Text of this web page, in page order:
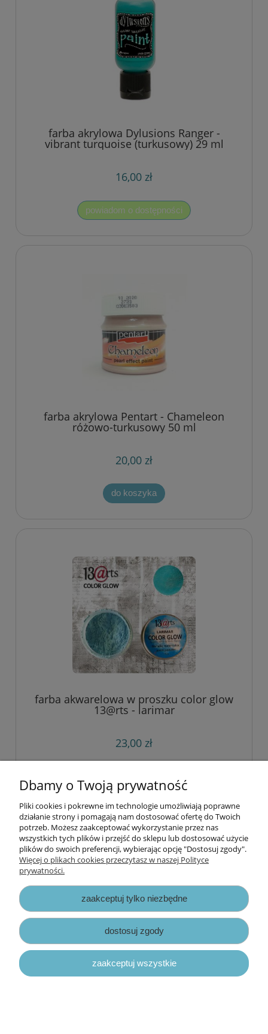
farba akrylowa Dylusions Ranger -
vibrant turquoise (turkusowy) 29 ml
16,00 zł
powiadom o dostępności
farba akrylowa Pentart - Chameleon
różowo-turkusowy 50 ml
20,00 zł
do koszyka
farba akwarelowa w proszku color glow
13@rts - larimar
23,00 zł
nowość
Dbamy o Twoją prywatność
Pliki cookies i pokrewne im technologie umożliwiają poprawne
działanie strony i pomagają nam dostosować ofertę do Twoich
potrzeb. Możesz zaakceptować wykorzystanie przez nas
wszystkich tych plików i przejść do sklepu lub dostosować użycie
plików do swoich preferencji, wybierając opcję "Dostosuj zgody".
Więcej o plikach cookies przeczytasz w naszej Polityce
prywatności.
zaakceptuj tylko niezbędne
dostosuj zgody
zaakceptuj wszystkie